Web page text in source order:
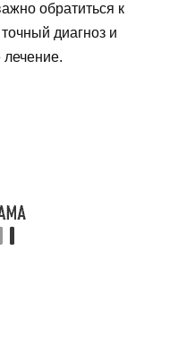
обратиться к
диагноз и
лечение.